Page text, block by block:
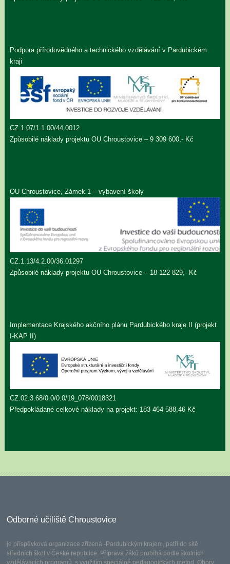
Podpora přírodovědného a technického vzdělávání v Pardubickém
kraji
CZ.1.07/1.1.00/44.0012
Způsobilé náklady projektu OU Chroustovice – 9 309 600,- Kč
OU Chroustovice, Zámek 1 – vybavení školy
CZ.1.13/4.2.00/36.01297
Způsobilé náklady projektu OU Chroustovice – 18 122 829,- Kč
Implementace Krajského akčního plánu Pardubického kraje II (projekt
I-KAP II)
CZ.02.3.68/0.0/0.0/19_078/0018321
Předpokládané celkové náklady na projekt: 183 464 588,46 Kč
Odborné učiliště Chroustovice
je příspěvková organizace zřízená -Pardubickým krajem, patří do sítě
středních škol v České republice. Příprava žáků probíhá podle školních